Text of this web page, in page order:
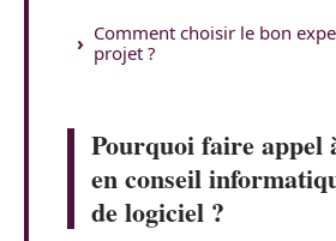
Comment choisir le bon
projet ?
Pourquoi faire appel
en conseil
de logiciel ?